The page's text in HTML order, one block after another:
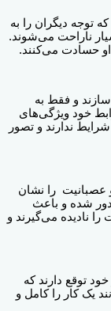
توجه دیگران را به
ناراحت می‌شوند.
حسادت می‌کنند.
و فقط به
خود ویژگی‌های
ندارند و تصور
عصبانیت را نشان
دور شده و باعث
نادیده می‌گیرند و
توقع دارند که
یک کار را کامل و